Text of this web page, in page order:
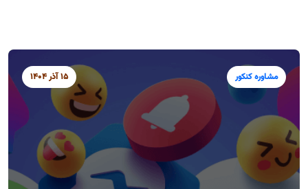
مشاوره کنکور 15 آذر 1404